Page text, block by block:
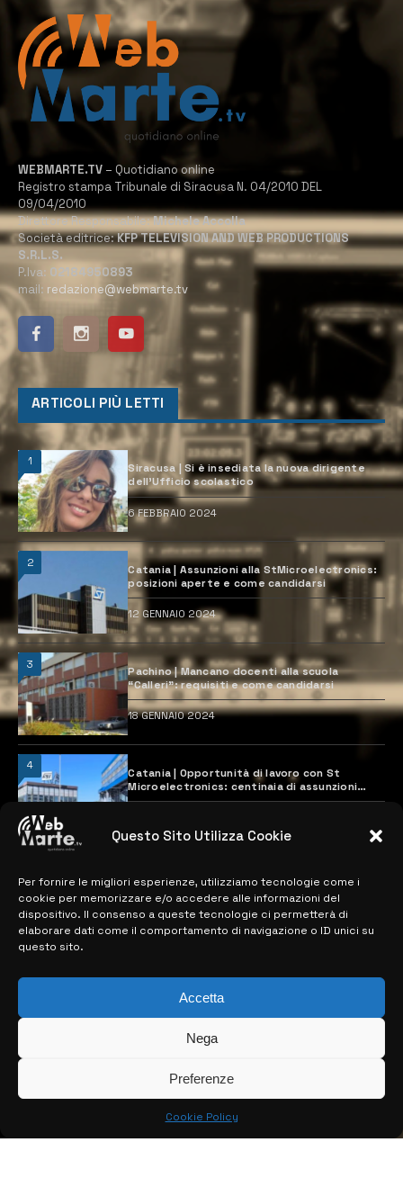
Questo Sito Utilizza Cookie
Per fornire le migliori esperienze, utilizziamo tecnologie come i
cookie per memorizzare e/o accedere alle informazioni del
dispositivo. Il consenso a queste tecnologie ci permetterà di
elaborare dati come il comportamento di navigazione o ID unici su
questo sito.
Accetta
Nega
Preferenze
Cookie Policy
WEBMARTE.TV – Quotidiano online
Registro stampa Tribunale di Siracusa N. 04/2010 DEL
09/04/2010
Direttore Responsabile:Michele Accolla
Società editrice:KFP TELEVISION AND WEB PRODUCTIONS
S.R.L.S.
P.Iva: 02184950893
mail: redazione@webmarte.tv
ARTICOLI PIÙ LETTI
1
Siracusa | Si è insediata la nuova dirigente
dell’Ufficio scolastico
6 FEBBRAIO 2024
2
Catania | Assunzioni alla StMicroelectronics:
posizioni aperte e come candidarsi
12 GENNAIO 2024
3
Pachino | Mancano docenti alla scuola
“Calleri”: requisiti e come candidarsi
18 GENNAIO 2024
4
Catania | Opportunità di lavoro con St
Microelectronics: centinaia di assunzioni
previste
MAPPA DEL SITO
> NOTIZIE